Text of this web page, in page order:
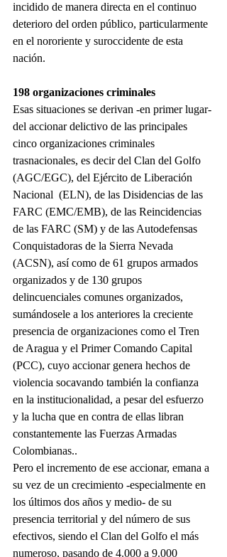
incidido de manera directa en el continuo
deterioro del orden público, particularmente
en el nororiente y suroccidente de esta
nación.
198 organizaciones criminales
Esas situaciones se derivan -en primer lugar-
del accionar delictivo de las principales
cinco organizaciones criminales
trasnacionales, es decir del Clan del Golfo
(AGC/EGC), del Ejército de Liberación
Nacional  (ELN), de las Disidencias de las
FARC (EMC/EMB), de las Reincidencias
de las FARC (SM) y de las Autodefensas
Conquistadoras de la Sierra Nevada
(ACSN), así como de 61 grupos armados
organizados y de 130 grupos
delincuenciales comunes organizados,
sumándosele a los anteriores la creciente
presencia de organizaciones como el Tren
de Aragua y el Primer Comando Capital
(PCC), cuyo accionar genera hechos de
violencia socavando también la confianza
en la institucionalidad, a pesar del esfuerzo
y la lucha que en contra de ellas libran
constantemente las Fuerzas Armadas
Colombianas..
Pero el incremento de ese accionar, emana a
su vez de un crecimiento -especialmente en
los últimos dos años y medio- de su
presencia territorial y del número de sus
efectivos, siendo el Clan del Golfo el más
numeroso, pasando de 4.000 a 9.000